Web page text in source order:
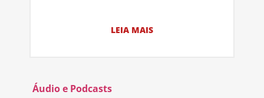
LEIA MAIS
Áudio e Podcasts